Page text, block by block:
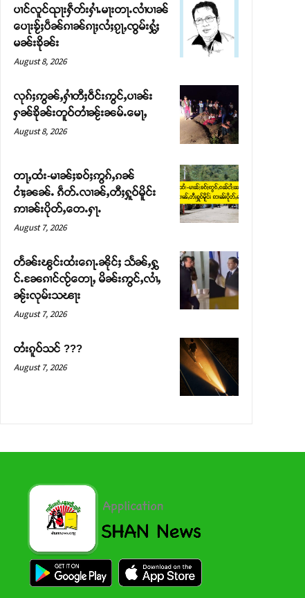
ပၢင်လူင်ၺႃးႁဵတ်းႁၢႆႉမႃးတႃႉလၢႆပၢၼ် ​​
ပေႃးၶႂ်ႈပဵၼ်ၵၢၼ်ၵႃႈလႆႈၵႂႃႇၸွမ်းႁွႆႈ
မၼ်းၶိုၼ်း
August 8, 2026
လုၵ်ႈဢွၼ်ႇႁၢႆတီႈဝဵင်းဢွင်ႇပၢၼ်း
ႁၼ်ၶိုၼ်းတူဝ်တၢႆၼႂ်းၼမ်ႉမေႃႇ
August 8, 2026
တႃႇထႆး-မၢၼ်ႈၶဝ်ႈဢွၵ်ႇၵၼ်
ငၢႆႈၼၼ်ႉ ၵဵတ်ႉလၢၼ်ႇတီႈႁူဝ်မိူင်း
ဢၢၼ်းပိုတ်ႇတေႉႁႃႉ
August 7, 2026
တႅၼ်းၽွင်းထႆးၵေႃႉၼိုင်ႈ သႅၼ်ႇႁွ
င်ႉၼႄၵၢင်ၸႂ်တေႃႇ မိၼ်းဢွင်ႇလၢႆႇ
ၼႂ်းလုမ်းသၽႃး
August 7, 2026
တႆးၵူဝ်သင် ???
August 7, 2026